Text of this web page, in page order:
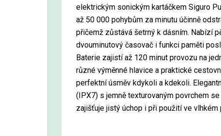
elektrickým sonickým kartáčkem Siguro
až 50 000 pohybům za minutu účinně
přičemž zůstává šetrný k dásním. Nabízí
dvouminutový časovač i funkci paměti
Baterie zajistí až 120 minut provozu na
různé výměnné hlavice a praktické
perfektní úsměv kdykoli a kdekoli.
(IPX7) s jemně texturovaným povrchem
zajišťuje jistý úchop i při použití ve vlhkém